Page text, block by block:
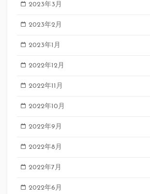
2023年3月
2023年2月
2023年1月
2022年12月
2022年11月
2022年10月
2022年9月
2022年8月
2022年7月
2022年6月